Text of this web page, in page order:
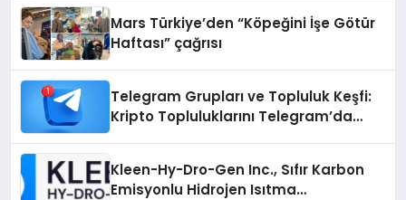
Mars Türkiye’den “Köpeğini İşe Götür
Haftası” çağrısı
Telegram Grupları ve Topluluk Keşfi:
Kripto Topluluklarını Telegram’da
Kleen-Hy-Dro-Gen Inc., Sıfır Karbon
Emisyonlu Hidrojen Isıtma